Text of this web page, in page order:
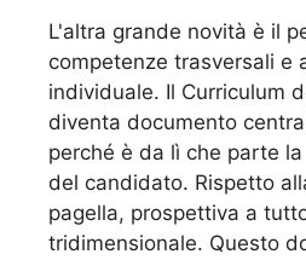
L'altra grande novità è il
competenze trasversali e
individuale. Il Curriculum
diventa documento
perché è da lì che parte
del candidato. Rispetto
pagella, prospettiva a
tridimensionale. Questo